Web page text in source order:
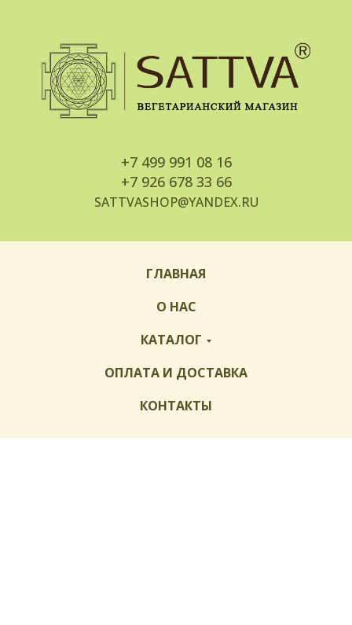
+7 499 991 08 16
+7 926 678 33 66
SATTVASHOP@YANDEX.RU
ГЛАВНАЯ
О НАС
КАТАЛОГ
ОПЛАТА И ДОСТАВКА
КОНТАКТЫ